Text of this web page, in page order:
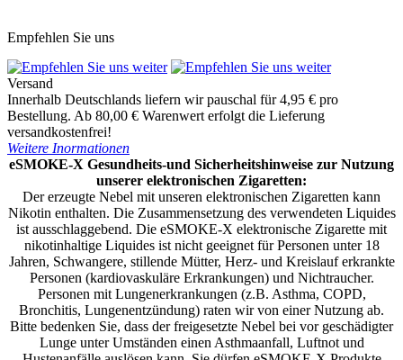
Empfehlen Sie uns
Versand
Innerhalb Deutschlands liefern wir pauschal für 4,95 € pro
Bestellung. Ab 80,00 € Warenwert erfolgt die Lieferung
versandkostenfrei!
Weitere Inormationen
eSMOKE-X Gesundheits-und Sicherheitshinweise zur Nutzung
unserer elektronischen Zigaretten:
Der erzeugte Nebel mit unseren elektronischen Zigaretten kann
Nikotin enthalten. Die Zusammensetzung des verwendeten Liquides
ist ausschlaggebend. Die eSMOKE-X elektronische Zigarette mit
nikotinhaltige Liquides ist nicht geeignet für Personen unter 18
Jahren, Schwangere, stillende Mütter, Herz- und Kreislauf erkrankte
Personen (kardiovaskuläre Erkrankungen) und Nichtraucher.
Personen mit Lungenerkrankungen (z.B. Asthma, COPD,
Bronchitis, Lungenentzündung) raten wir von einer Nutzung ab.
Bitte bedenken Sie, dass der freigesetzte Nebel bei vor geschädigter
Lunge unter Umständen einen Asthmaanfall, Luftnot und